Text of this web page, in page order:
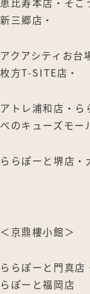
新三郷店・
アクアシティお台
枚方T-SITE店・
アトレ浦和店・
べのキューズモー
ららぽーと堺店
＜京鼎樓小館＞
ららぽーと門真
らぽーと福岡店